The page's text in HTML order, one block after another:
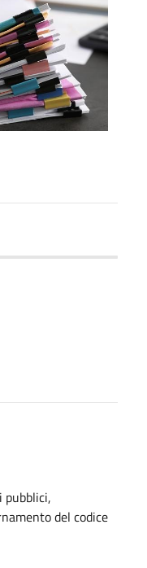
pubblici,
del codice